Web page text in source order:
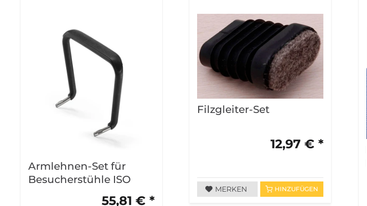
Armlehnen-Set für
Besucherstühle ISO
55,81 € *
Filzgleiter-Set
12,97 € *
MERKEN HINZUFÜGEN